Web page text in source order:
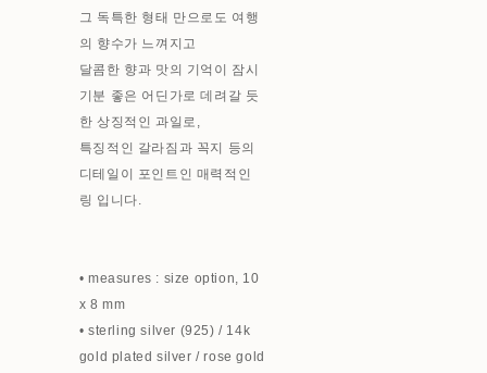
그 독특한 형태 만으로도 여행
의 향수가 느껴지고
달콤한 향과 맛의 기억이 잠시
기분 좋은 어딘가로 데려갈 듯
한 상징적인 과일로,
특징적인 갈라짐과 꼭지 등의
디테일이 포인트인 매력적인
링 입니다.
• measures : size option, 10
x 8 mm
• sterling silver (925) / 14k
gold plated silver / rose gold